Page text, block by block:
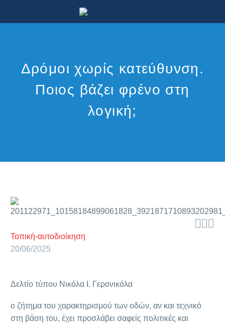
Δρόμοι χωρίς κατεύθυνση.
Ποιος βάζει φρένο στη
λογική;

Τοπική-αυτοδιοίκηση
20/06/2025
Δελτίο τύπου Νικόλα Ι. Γερονικόλα
ο ζήτημα του χαρακτηρισμού των οδών, αν και τεχνικό
στη βάση του, έχει προσλάβει σαφείς πολιτικές και